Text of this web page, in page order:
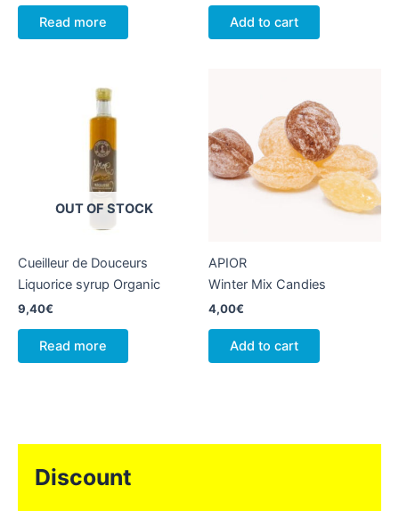
Read more Add to cart
OUT OF STOCK
Cueilleur de Douceurs
Liquorice syrup Organic
9,40€
Read more
APIOR
Winter Mix Candies
4,00€
Add to cart
Discount